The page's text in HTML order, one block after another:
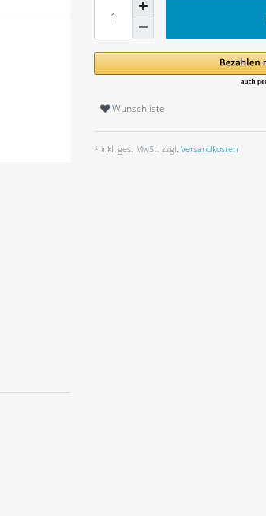
Wunschliste
* inkl. ges. MwSt. zzgl. Versandkosten